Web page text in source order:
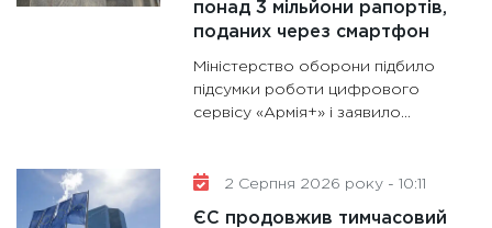
понад 3 мільйони рапортів,
поданих через смартфон
Міністерство оборони підбило
підсумки роботи цифрового
сервісу «Армія+» і заявило...
2 Серпня 2026 року - 10:11
ЄС продовжив тимчасовий